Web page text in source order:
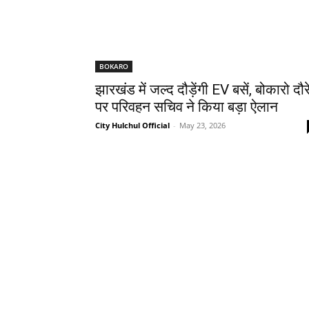
BOKARO
झारखंड में जल्द दौड़ेंगी EV बसें, बोकारो
पर परिवहन सचिव ने किया बड़ा ऐलान
City Hulchul Official - May 23, 2026